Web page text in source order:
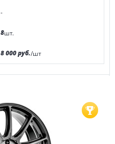
-
8шт.
8 000 руб./шт